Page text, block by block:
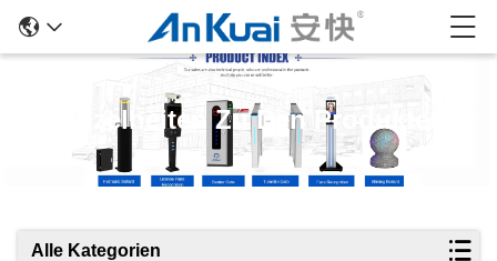
Einzelheiten Zu Den Produkten
Alle Kategorien